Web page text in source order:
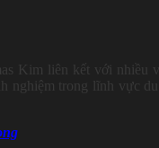
Kim liên kết với nhiều
nghiệm trong lĩnh vực